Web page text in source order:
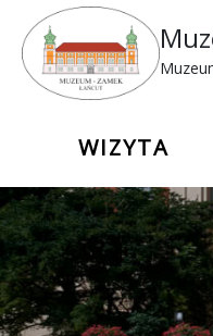
WIZYTA